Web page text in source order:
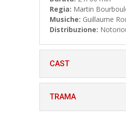
Regia: Martin
Musiche: Guillaume
Distribuzione:
CAST
TRAMA